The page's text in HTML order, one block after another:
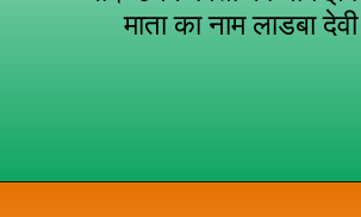
माता का नाम लाडबा